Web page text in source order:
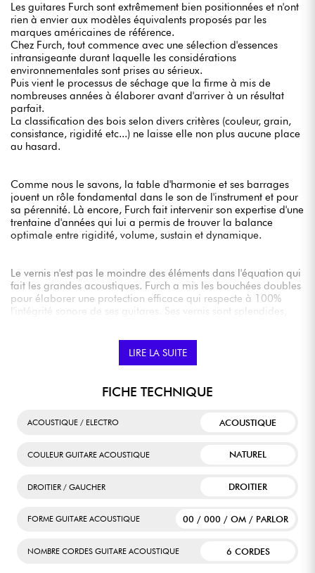
Les guitares Furch sont extrêmement bien positionnées et n'ont
rien à envier aux modèles équivalents proposés par les
marques américaines de référence.
Chez Furch, tout commence avec une sélection d'essences
intransigeante durant laquelle les considérations
environnementales sont prises au sérieux.
Puis vient le processus de séchage que la firme à mis de
nombreuses années à élaborer avant d'arriver à un résultat
parfait.
La classification des bois selon divers critères (couleur, grain,
consistance, rigidité etc...) ne laisse elle non plus aucune place
au hasard.
Comme nous le savons, la table d'harmonie et ses barrages
jouent un rôle fondamental dans le son de l'instrument et pour
sa pérennité. Là encore, Furch fait intervenir son expertise d'une
trentaine d'années qui lui a permis de trouver la balance
optimale entre rigidité, volume, sustain et dynamique.
Le vernis n'est pas le moindre des éléments dans l'équation qui
fait les grandes acoustiques. Furch a mis les bouchées doubles
pour élaborer une protection efficace qui respecte à 100%
l'intégrité sonore de ses guitares. Ses vernis sont splendides,
LIRE LA SUITE
FICHE TECHNIQUE
ACOUSTIQUE / ELECTRO ACOUSTIQUE
COULEUR GUITARE ACOUSTIQUE NATUREL
DROITIER / GAUCHER DROITIER
FORME GUITARE ACOUSTIQUE 00 / 000 / OM / PARLOR
NOMBRE CORDES GUITARE ACOUSTIQUE 6 CORDES